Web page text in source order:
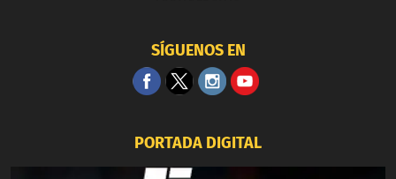
SÍGUENOS EN
PORTADA DIGITAL